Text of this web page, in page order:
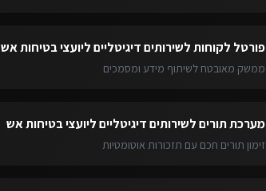
פורטל לקוחותלשירותים דיגיטליים ליועצי בטיחות אש
ממשק מאובטח לשיתוף מידע ומסמכים
מערכת תוריםלשירותים דיגיטליים ליועצי בטיחות אש
זימון תורים חכם עם תזכורות אוטומטיות